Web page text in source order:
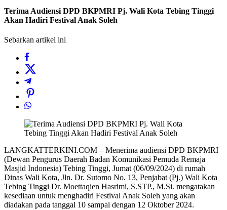
Terima Audiensi DPD BKPMRI Pj. Wali Kota Tebing Tinggi
Akan Hadiri Festival Anak Soleh
Sebarkan artikel ini
LANGKATTERKINI.COM – Menerima audiensi DPD BKPMRI
(Dewan Pengurus Daerah Badan Komunikasi Pemuda Remaja
Masjid Indonesia) Tebing Tinggi, Jumat (06/09/2024) di rumah
Dinas Wali Kota, Jln. Dr. Sutomo No. 13, Penjabat (Pj.) Wali Kota
Tebing Tinggi Dr. Moettaqien Hasrimi, S.STP., M.Si. mengatakan
kesediaan untuk menghadiri Festival Anak Soleh yang akan
diadakan pada tanggal 10 sampai dengan 12 Oktober 2024.